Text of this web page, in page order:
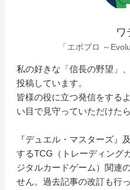
ワ
「エボブロ ～
私の好きな「信長の野望」
投稿しています。
皆様の役に立つ発信をする
い目で見守っていただけた
『デュエル・マスターズ』
するTCG（トレーディング
ジタルカードゲーム）関連
せん。過去記事の改訂も行